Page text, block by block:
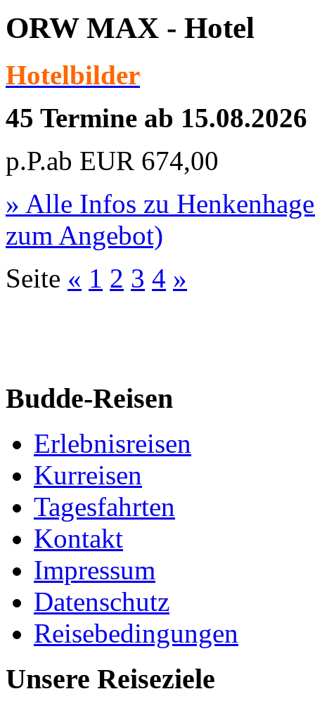
ORW MAX - Hotel
Hotelbilder
45 Termine ab 15.08.2026
p.P.ab EUR 674,00
» Alle Infos zu
zum Angebot)
Seite « 1 2 3 4 »
Budde-Reisen
Erlebnisreisen
Kurreisen
Tagesfahrten
Kontakt
Impressum
Datenschutz
Reisebedingungen
Unsere Reiseziele